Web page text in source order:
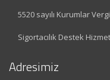
5520 sayılı Kurumlar
Sigortacılık Destek
Adresimiz